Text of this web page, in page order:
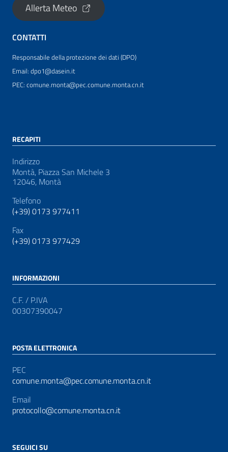
Allerta Meteo
CONTATTI
Responsabile della protezione dei dati (DPO)
Email: dpo1@dasein.it
PEC: comune.monta@pec.comune.monta.cn.it
RECAPITI
Indirizzo
Montà, Piazza San Michele 3
12046, Montà
Telefono
(+39) 0173 977411
Fax
(+39) 0173 977429
INFORMAZIONI
C.F. / P.IVA
00307390047
POSTA ELETTRONICA
PEC
comune.monta@pec.comune.monta.cn.it
Email
protocollo@comune.monta.cn.it
SEGUICI SU